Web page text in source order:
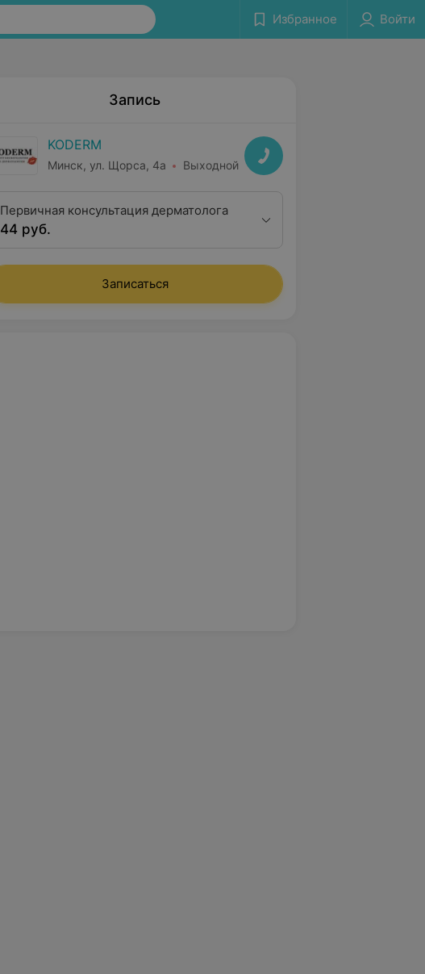
Избранное Войти
Запись
KODERM
Минск, ул. Щорса, 4а Выходной
Первичная консультация дерматолога
44 руб.
Записаться